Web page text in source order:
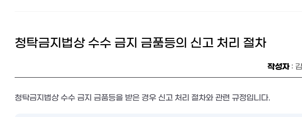
청탁금지법상 수수 금지 금품등의 신고 처리 절차
작성자:
청탁금지법상 수수 금지 금품등을 받은 경우 신고 처리 절차와 관련 규정입니다.